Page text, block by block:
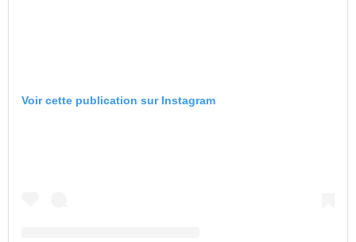
Voir cette publication sur Instagram